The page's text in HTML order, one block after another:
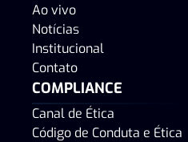
Ao vivo
Notícias
Institucional
Contato
COMPLIANCE
Canal de Ética
Código de Conduta e Ética